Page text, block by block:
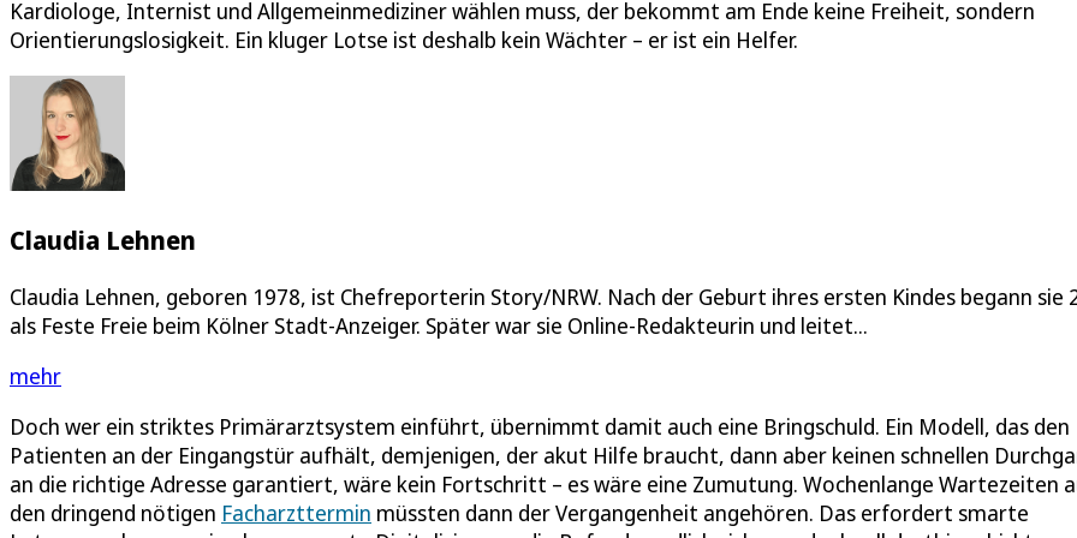
Kardiologe, Internist und Allgemeinmediziner wählen muss, der bekommt am Ende keine Freiheit, sondern
Orientierungslosigkeit. Ein kluger Lotse ist deshalb kein Wächter – er ist ein Helfer.
Claudia Lehnen
Claudia Lehnen, geboren 1978, ist Chefreporterin Story/NRW. Nach der Geburt ihres ersten Kindes begann sie
als Feste Freie beim Kölner Stadt-Anzeiger. Später war sie Online-Redakteurin und leitet...
mehr
Doch wer ein striktes Primärarztsystem einführt, übernimmt damit auch eine Bringschuld. Ein Modell, das den
Patienten an der Eingangstür aufhält, demjenigen, der akut Hilfe braucht, dann aber keinen schnellen
an die richtige Adresse garantiert, wäre kein Fortschritt – es wäre eine Zumutung. Wochenlange Wartezeiten
den dringend nötigen Facharzttermin müssten dann der Vergangenheit angehören. Das erfordert smarte